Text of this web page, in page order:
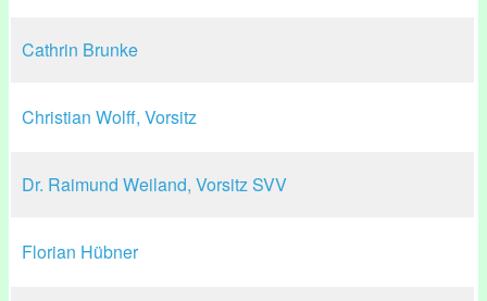
Cathrin Brunke
Christian Wolff, Vorsitz
Dr. Raimund Weiland, Vorsitz SVV
Florian Hübner